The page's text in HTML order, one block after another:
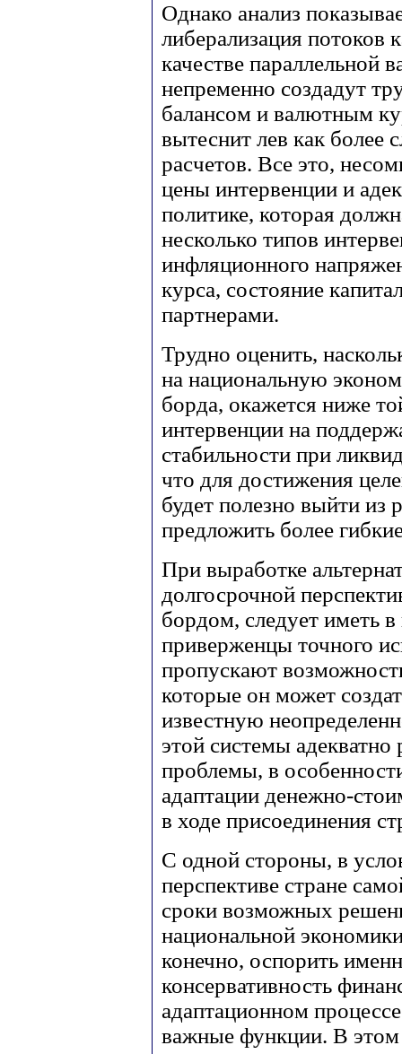
Однако анализ
либерализация потоков
качестве параллельной
непременно создадут
балансом и валютным
вытеснит лев как более
расчетов. Все это,
цены интервенции и
политике, которая
несколько типов
инфляционного
курса, состояние
партнерами.
Трудно оценить,
на национальную
борда, окажется ниже
интервенции на
стабильности при
что для достижения
будет полезно выйти из
предложить более
При выработке
долгосрочной
бордом, следует иметь
приверженцы точного
пропускают
которые он может
известную
этой системы
проблемы, в
адаптации денежно-
в ходе присоединения
С одной стороны, в
перспективе стране
сроки возможных
национальной
конечно, оспорить
консервативность
адаптационном
важные функции. В этом